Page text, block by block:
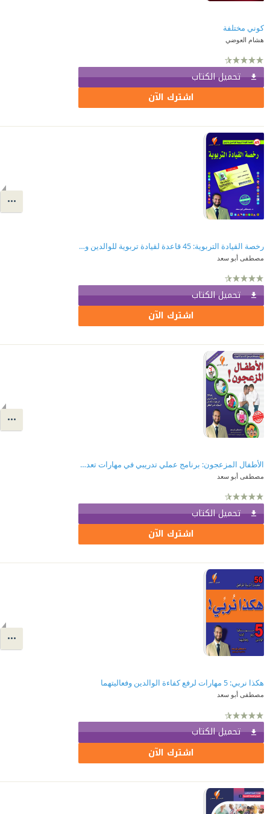
كوني مختلفة
هشام العوضي
تحميل الكتاب
اشترك الآن
رخصة القيادة التربوية: 45 قاعدة لقيادة تربوية للوالدين والمربين
مصطفى أبو سعد
تحميل الكتاب
اشترك الآن
الأطفال المزعجون: برنامج عملي تدريبي في مهارات تعديل السلوك لدى الطفل
مصطفى أبو سعد
تحميل الكتاب
اشترك الآن
هكذا نربي: 5 مهارات لرفع كفاءة الوالدين وفعاليتهما
مصطفى أبو سعد
تحميل الكتاب
اشترك الآن